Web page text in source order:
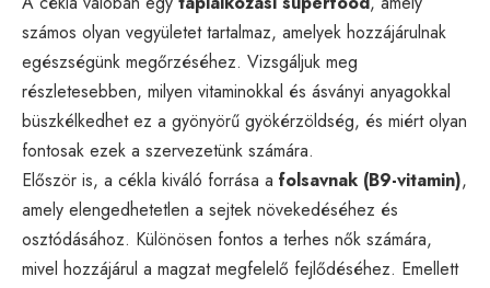
számos olyan vegyületet tartalmaz, amelyek hozzájárulnak
egészségünk megőrzéséhez. Vizsgáljuk meg
részletesebben, milyen vitaminokkal és ásványi anyagokkal
büszkélkedhet ez a gyönyörű gyökérzöldség, és miért olyan
fontosak ezek a szervezetünk számára.
Először is, a cékla kiváló forrása a folsavnak (B9-vitamin),
amely elengedhetetlen a sejtek növekedéséhez és
osztódásához. Különösen fontos a terhes nők számára,
mivel hozzájárul a magzat megfelelő fejlődéséhez. Emellett